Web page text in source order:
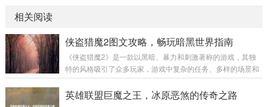
相关阅读
侠盗猎魔2图文攻略，畅玩暗黑世界指南
《侠盗猎魔2》是一款以黑暗、暴力和刺激著称的游戏，其独
特的风格吸引了众多玩家，游戏中复杂的任务、多样的场景和
富有挑战性的战斗让不少玩家感到困惑，本文将为大家带来一
份详细的图文攻略，助力玩家顺利通关,深入体验这款游戏的魅
力。 游戏初始准备 在开始游戏前，需要对游戏的基本操作有一
英雄联盟巨魔之王，冰原恶煞的传奇之路